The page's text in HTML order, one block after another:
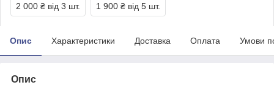
2 000 ₴ від 3 шт. 1 900 ₴ від 5 шт.
Опис Характеристики Доставка Оплата Умови
Опис